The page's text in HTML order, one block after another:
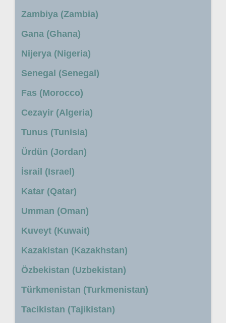
Zambiya (Zambia)
Gana (Ghana)
Nijerya (Nigeria)
Senegal (Senegal)
Fas (Morocco)
Cezayir (Algeria)
Tunus (Tunisia)
Ürdün (Jordan)
İsrail (Israel)
Katar (Qatar)
Umman (Oman)
Kuveyt (Kuwait)
Kazakistan (Kazakhstan)
Özbekistan (Uzbekistan)
Türkmenistan (Turkmenistan)
Tacikistan (Tajikistan)